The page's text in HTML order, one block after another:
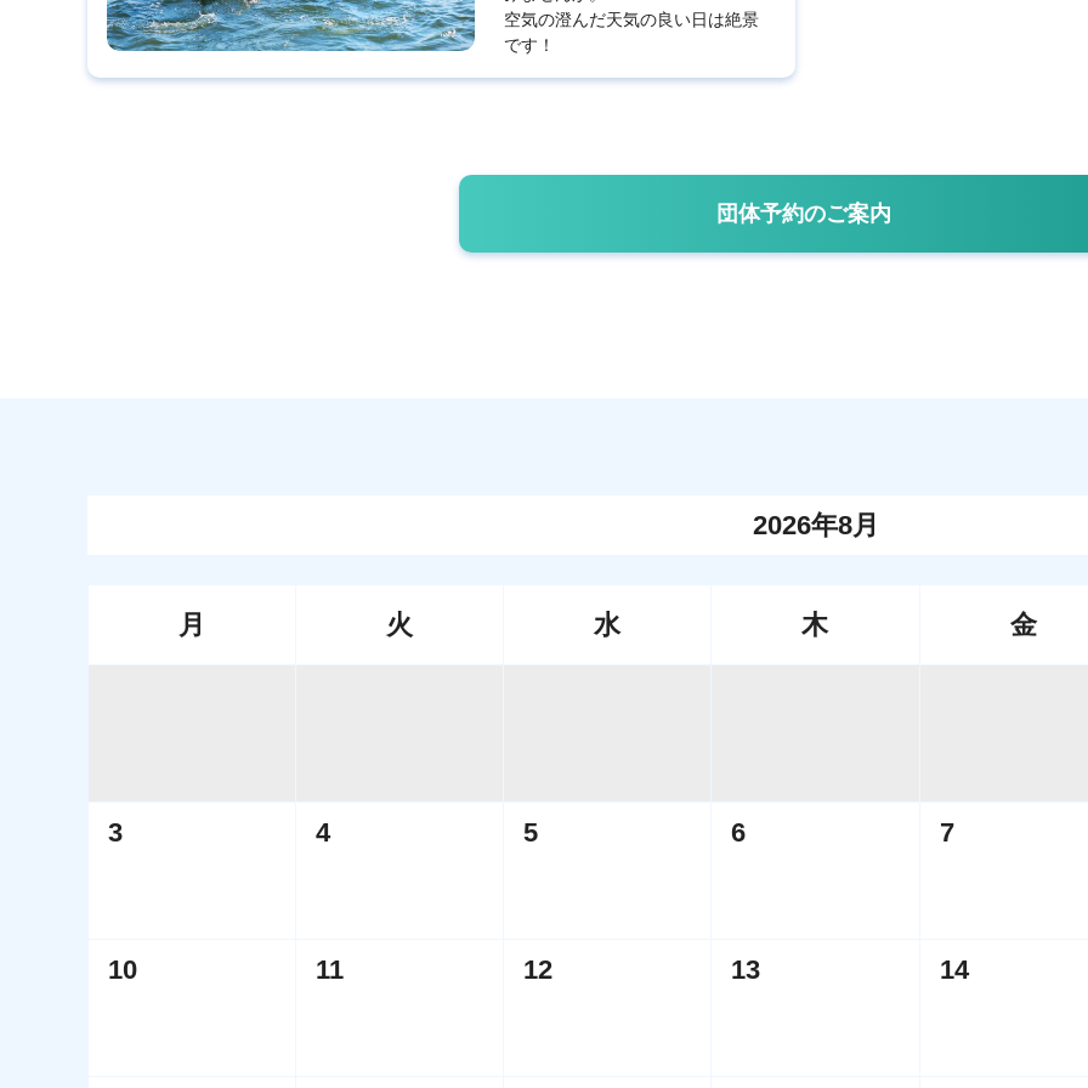
空気の澄んだ天気の良い日は絶景
です！
団体予約のご案内
2026年8月
月 火 水 木 金
3 4 5 6 7
10 11 12 13 14